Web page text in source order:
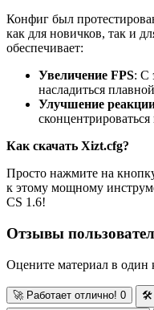
Конфиг был
как для новичков, так и
обеспечивает:
Увеличение FPS: С
насладиться
Улучшение
Как скачать Xizt.cfg?
Просто нажмите на
к этому мощному
CS 1.6!
Отзывы
Оцените материал в один
🚀Работает отлично! 0 🛠️